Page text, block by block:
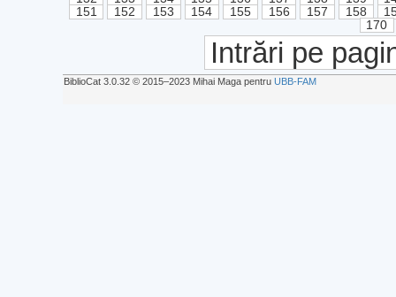
151
152 153 154 155 156 157 158
170
Intrări pe
BiblioCat 3.0.32 © 2015‒2023 Mihai Maga pentru UBB-FAM